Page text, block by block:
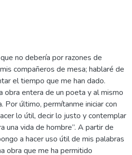
no debería por razones de
compañeros de mesa; hablaré de
el tiempo que me han dado.
obra entera de un poeta y al mismo
Por último, permítanme iniciar con
lo útil, decir lo justo y contemplar
una vida de hombre”. A partir de
a hacer uso útil de mis palabras
obra que me ha permitido